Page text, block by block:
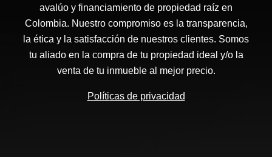
avalúo y financiamiento de propiedad raíz en
Colombia. Nuestro compromiso es la transparencia,
la ética y la satisfacción de nuestros clientes. Somos
tu aliado en la compra de tu propiedad ideal y/o la
venta de tu inmueble al mejor precio.
Políticas de privacidad